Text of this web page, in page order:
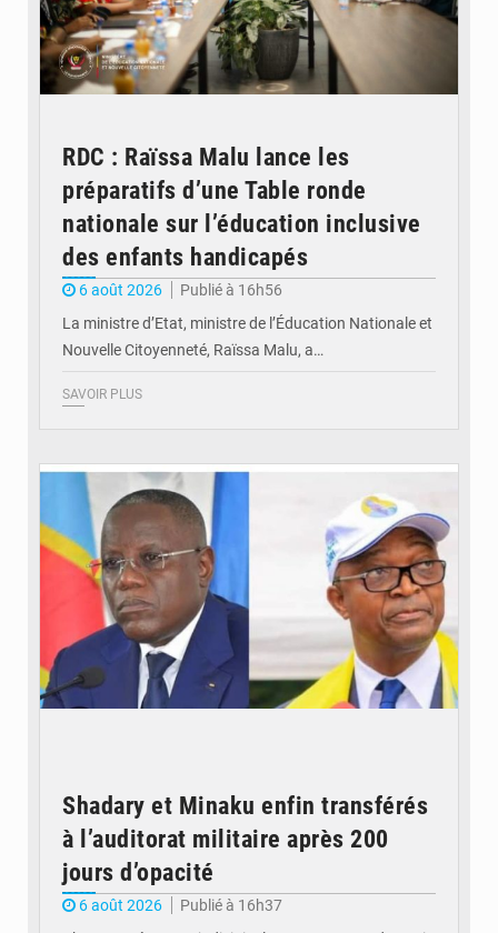
RDC : Raïssa Malu lance les
préparatifs d’une Table ronde
nationale sur l’éducation inclusive
des enfants handicapés
6 août 2026
Publié à 16h56
La ministre d’Etat, ministre de l’Éducation Nationale et
Nouvelle Citoyenneté, Raïssa Malu, a…
SAVOIR PLUS
Shadary et Minaku enfin transférés
à l’auditorat militaire après 200
jours d’opacité
6 août 2026
Publié à 16h37